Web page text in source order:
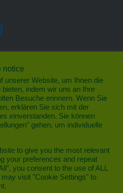
im Norden von Köln
notice
unserer Website, um Ihnen die
indem wir uns an Ihre
Besuche erinnern. Wenn Sie
erklären Sie sich mit der
einverstanden. Sie können
gehen, um individuelle
to give you the most relevant
your preferences and repeat
you consent to the use of ALL
visit "Cookie Settings" to